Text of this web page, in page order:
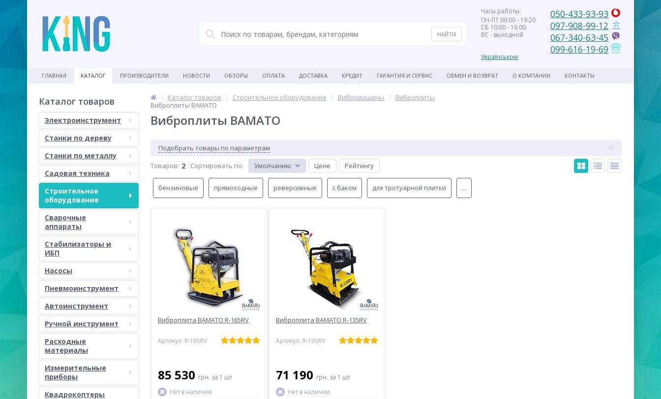
Часы работы:
ПН-ПТ 09:00 - 19:20
СБ 10:00 - 16:00
ВС - выходной
Українською
050-433-93-93
097-908-99-12
067-340-63-45
099-616-19-69
ГЛАВНАЯ КАТАЛОГ ПРОИЗВОДИТЕЛИ НОВОСТИ ОБЗОРЫ ОПЛАТА ДОСТАВКА КРЕДИТ ГАРАНТИЯ И СЕРВИС ОБМЕН И ВОЗВРАТ О КОМПАНИИ КОНТАКТЫ
Каталог товаров
Электроинструмент
Станки по дереву
Станки по металлу
Садовая техника
Строительное
оборудование
Сварочные
аппараты
Стабилизаторы и
ИБП
Насосы
Пневмоинструмент
Автоинструмент
Ручной инструмент
Расходные
материалы
Измерительные
приборы
Квадрокоптеры
Каталог товаров Строительное оборудование Вибромашины
Виброплиты
Виброплиты BAMATO
Виброплиты BAMATO
Подобрать товары по параметрам
Товаров: 2 Сортировать по: Умолчанию Цене Рейтингу
бензиновые прямоходные реверсивные с баком для тротуарной плитки ...
Виброплита BAMATO R-165RV
Артикул: R-165RV
85 530 грн. за 1 шт
Нет в наличии
Виброплита BAMATO R-135RV
Артикул: R-135RV
71 190 грн. за 1 шт
Нет в наличии